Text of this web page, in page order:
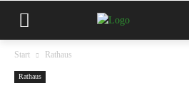
Start Rathaus
Rathaus